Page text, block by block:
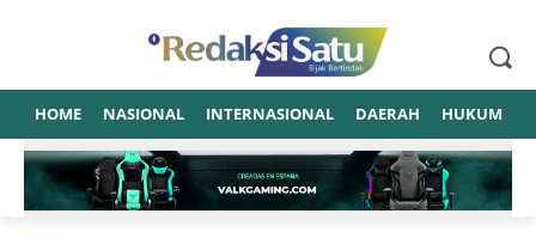
HOME NASIONAL INTERNASIONAL DAERAH HUKUM